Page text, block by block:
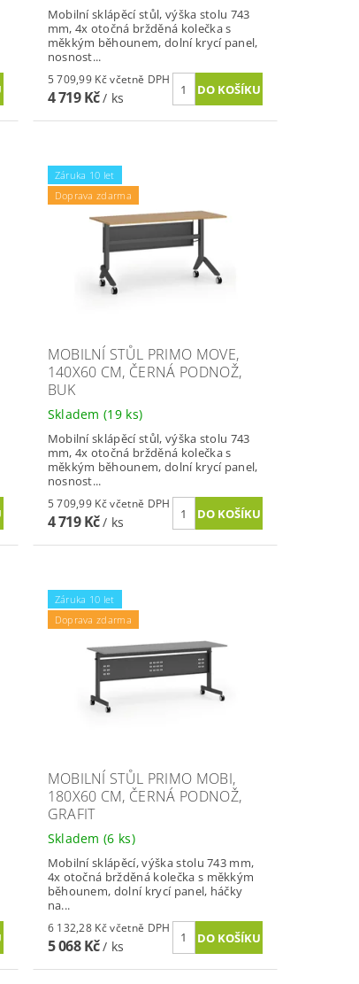
Mobilní sklápěcí stůl, výška stolu 743
mm, 4x otočná bržděná kolečka s
měkkým běhounem, dolní krycí panel,
nosnost...
5 709,99 Kč včetně DPH
4 719 Kč/ ks
Záruka 10 let
Doprava zdarma
MOBILNÍ STŮL PRIMO MOVE,
140X60 CM, ČERNÁ PODNOŽ,
BUK
Skladem(19 ks)
Mobilní sklápěcí stůl, výška stolu 743
mm, 4x otočná bržděná kolečka s
měkkým běhounem, dolní krycí panel,
nosnost...
5 709,99 Kč včetně DPH
4 719 Kč/ ks
Záruka 10 let
Doprava zdarma
MOBILNÍ STŮL PRIMO MOBI,
180X60 CM, ČERNÁ PODNOŽ,
GRAFIT
Skladem(6 ks)
Mobilní sklápěcí, výška stolu 743 mm,
4x otočná bržděná kolečka s měkkým
běhounem, dolní krycí panel, háčky
na...
6 132,28 Kč včetně DPH
5 068 Kč/ ks